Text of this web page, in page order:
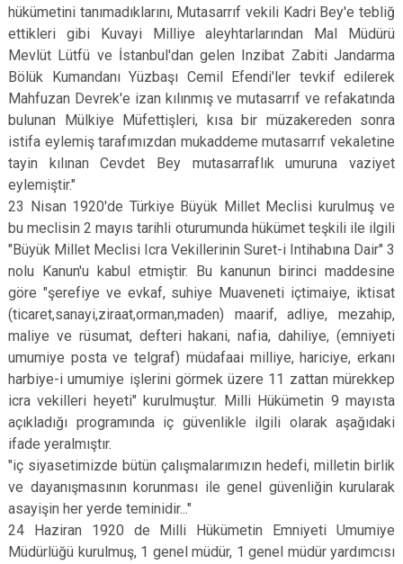
hükümetini tanımadıklarını, Mutasarrıf vekili Kadri Bey'e tebliğ
ettikleri gibi Kuvayi Milliye aleyhtarlarından Mal Müdürü
Mevlüt Lütfü ve İstanbul'dan gelen Inzibat Zabiti Jandarma
Bölük Kumandanı Yüzbaşı Cemil Efendi'ler tevkif edilerek
Mahfuzan Devrek'e izan kılınmış ve mutasarrıf ve refakatında
bulunan Mülkiye Müfettişleri, kısa bir müzakereden sonra
istifa eylemiş tarafımızdan mukaddeme mutasarrıf vekaletine
tayin kılınan Cevdet Bey mutasarraflık umuruna vaziyet
eylemiştir."
23 Nisan 1920'de Türkiye Büyük Millet Meclisi kurulmuş ve
bu meclisin 2 mayıs tarihli oturumunda hükümet teşkili ile ilgili
"Büyük Millet Meclisi Icra Vekillerinin Suret-i Intihabına Dair" 3
nolu Kanun'u kabul etmiştir. Bu kanunun birinci maddesine
göre "şerefiye ve evkaf, suhiye Muaveneti içtimaiye, iktisat
(ticaret,sanayi,ziraat,orman,maden) maarif, adliye, mezahip,
maliye ve rüsumat, defteri hakani, nafia, dahiliye, (emniyeti
umumiye posta ve telgraf) müdafaai milliye, hariciye, erkanı
harbiye-i umumiye işlerini görmek üzere 11 zattan mürekkep
icra vekilleri heyeti" kurulmuştur. Milli Hükümetin 9 mayısta
açıkladığı programında iç güvenlikle ilgili olarak aşağıdaki
ifade yeralmıştır.
"iç siyasetimizde bütün çalışmalarımızın hedefi, milletin birlik
ve dayanışmasının korunması ile genel güvenliğin kurularak
asayişin her yerde teminidir..."
24 Haziran 1920 de Milli Hükümetin Emniyeti Umumiye
Müdürlüğü kurulmuş, 1 genel müdür, 1 genel müdür yardımcısı